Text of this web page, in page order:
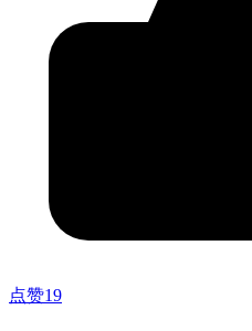
点赞19